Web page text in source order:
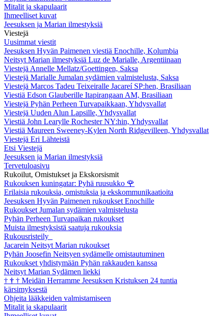
Mitalit ja skapulaarit
Ihmeelliset kuvat
Jeesuksen ja Marian ilmestyksiä
Viestejä
Uusimmat viestit
Jeesuksen Hyvän Paimenen viestiä Enochille, Kolumbia
Neitsyt Marian ilmestyksiä Luz de Marialle, Argentiinaan
Viestejä Annelle Mellatz/Goettingen, Saksa
Viestejä Marialle Jumalan sydämien valmistelusta, Saksa
Viestejä Marcos Tadeu Teixeiralle Jacareí SP:hen, Brasiliaan
Viestiä Edson Glauberille Itapirangaan AM, Brasiliaan
Viestejä Pyhän Perheen Turvapaikkaan, Yhdysvallat
Viestejä Uuden Alun Lapsille, Yhdysvallat
Viestiä John Learylle Rochester NY:hin, Yhdysvallat
Viestiä Maureen Sweeney-Kylen North Ridgevilleen, Yhdysvallat
Viestejä Eri Lähteistä
Etsi Viestejä
Jeesuksen ja Marian ilmestyksiä
Tervetuloasivu
Rukoilut, Omistukset ja Ekskorsismit
Rukouksen kuningatar: Pyhä ruusukko 🌹
Erilaisia rukouksia, omistuksia ja ekskommunikaatioita
Jeesuksen Hyvän Paimenen rukoukset Enochille
Rukoukset Jumalan sydämien valmistelusta
Pyhän Perheen Turvapaikan rukoukset
Muista ilmestyksistä saatuja rukouksia
Rukousristeily
Jacarein Neitsyt Marian rukoukset
Pyhän Joosefin Neitsyen sydämelle omistautuminen
Rukoukset yhdistymään Pyhän rakkauden kanssa
Neitsyt Marian Sydämen liekki
† † † Meidän Herramme Jeesuksen Kristuksen 24 tuntia
kärsimyksestä
Ohjeita lääkkeiden valmistamiseen
Mitalit ja skapulaarit